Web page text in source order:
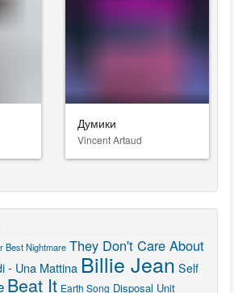
Думики
Vincent Artaud
Best Nightmare They Don't Care About
- Una Mattina Billie Jean Self
Beat It Earth Song Disposal Unit